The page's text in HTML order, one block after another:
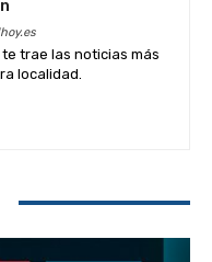
trae las noticias más
localidad.